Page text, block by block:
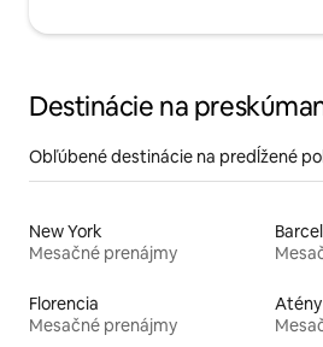
Destinácie na
Obľúbené destinácie na predĺžené
New York
Mesačné prenájmy
Florencia
Mesačné prenájmy
Atény